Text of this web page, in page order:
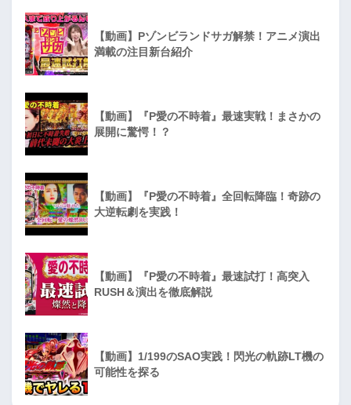
【動画】Pゾンビランドサガ解禁！アニメ演出
満載の注目新台紹介
【動画】『P愛の不時着』最速実戦！まさかの
展開に驚愕！？
【動画】『P愛の不時着』全回転降臨！奇跡の
大逆転劇を実践！
【動画】『P愛の不時着』最速試打！高突入
RUSH＆演出を徹底解説
【動画】1/199のSAO実践！閃光の軌跡LT機の
可能性を探る